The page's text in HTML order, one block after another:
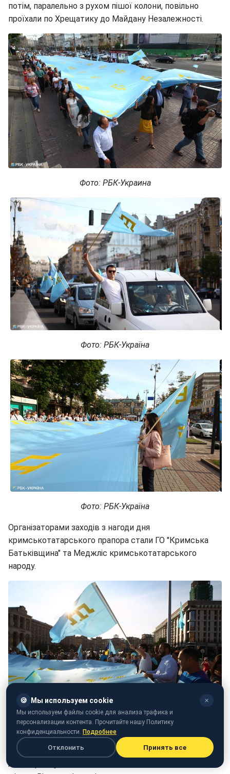
потім, паралельно з рухом пішої колони, повільно
проїхали по Хрещатику до Майдану Незалежності.
Фото: РБК-Украина
Фото: РБК-Україна
Фото: РБК-Україна
Організаторами заходів з нагоди дня
кримськотатарського прапора стали ГО "Кримська
Батьківщина" та Меджліс кримськотатарського
народу.
Фото: РБК-Україна
На Майдані Незалежності, куди прибули учасники ходи
і автопробігу, близько 19:00 почався запланований
🍪 Мы используем cookie ✕
Мы используем файлы cookie для анализа трафика и
персонализации контента. Прочитайте нашу Политику
конфиденциальности. Подробнее
Отклонить Принять все